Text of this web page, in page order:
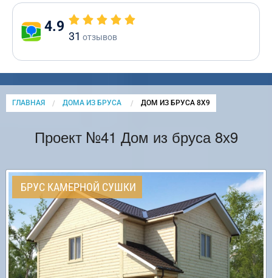
4.9
31 отзывов
ГЛАВНАЯ ДОМА ИЗ БРУСА CURRENT:
ДОМ ИЗ БРУСА 8Х9
Проект №41 Дом из бруса 8х9
БРУС КАМЕРНОЙ СУШКИ